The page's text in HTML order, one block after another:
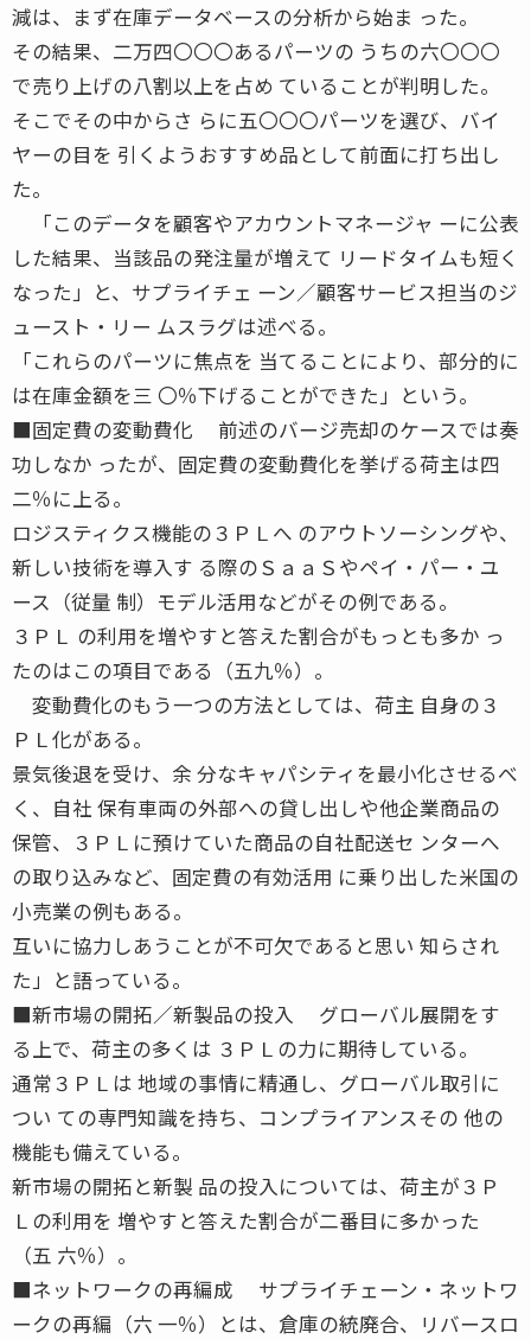
減は、まず在庫データベースの分析から始ま った。
その結果、二万四〇〇〇あるパーツの うちの六〇〇〇
で売り上げの八割以上を占め ていることが判明した。
そこでその中からさ らに五〇〇〇パーツを選び、バイ
ヤーの目を 引くようおすすめ品として前面に打ち出し
た。
「このデータを顧客やアカウントマネージャ ーに公表
した結果、当該品の発注量が増えて リードタイムも短く
なった」と、サプライチェ ーン／顧客サービス担当のジ
ュースト・リー ムスラグは述べる。
「これらのパーツに焦点を 当てることにより、部分的に
は在庫金額を三 〇％下げることができた」という。
■固定費の変動費化 前述のバージ売却のケースでは奏
功しなか ったが、固定費の変動費化を挙げる荷主は四
二％に上る。
ロジスティクス機能の３ＰＬへ のアウトソーシングや、
新しい技術を導入す る際のＳａａＳやペイ・パー・ユ
ース（従量 制）モデル活用などがその例である。
３ＰＬ の利用を増やすと答えた割合がもっとも多か っ
たのはこの項目である（五九％）。
変動費化のもう一つの方法としては、荷主 自身の３
ＰＬ化がある。
景気後退を受け、余 分なキャパシティを最小化させるべ
く、自社 保有車両の外部への貸し出しや他企業商品の
保管、３ＰＬに預けていた商品の自社配送セ ンターへ
の取り込みなど、固定費の有効活用 に乗り出した米国の
小売業の例もある。
互いに協力しあうことが不可欠であると思い 知らされ
た」と語っている。
■新市場の開拓／新製品の投入 グローバル展開をす
る上で、荷主の多くは ３ＰＬの力に期待している。
通常３ＰＬは 地域の事情に精通し、グローバル取引に
つい ての専門知識を持ち、コンプライアンスその 他の
機能も備えている。
新市場の開拓と新製 品の投入については、荷主が３Ｐ
Ｌの利用を 増やすと答えた割合が二番目に多かった
（五 六％）。
■ネットワークの再編成 サプライチェーン・ネットワ
ークの再編（六 一％）とは、倉庫の統廃合、リバースロ